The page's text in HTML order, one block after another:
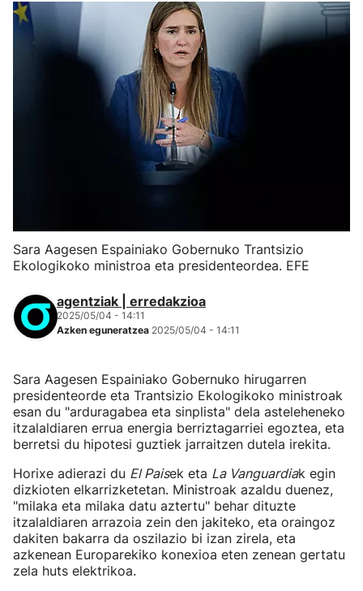
Sara Aagesen Espainiako Gobernuko Trantsizio
Ekologikoko ministroa eta presidenteordea. EFE
agentziak | erredakzioa
2025/05/04 - 14:11
Azken eguneratzea 2025/05/04 - 14:11
Sara Aagesen Espainiako Gobernuko hirugarren
presidenteorde eta Trantsizio Ekologikoko ministroak
esan du "arduragabea eta sinplista" dela asteleheneko
itzalaldiaren errua energia berriztagarriei egoztea, eta
berretsi du hipotesi guztiek jarraitzen dutela irekita.
Horixe adierazi du El Paisek eta La Vanguardiak egin
dizkioten elkarrizketetan. Ministroak azaldu duenez,
"milaka eta milaka datu aztertu" behar dituzte
itzalaldiaren arrazoia zein den jakiteko, eta oraingoz
dakiten bakarra da oszilazio bi izan zirela, eta
azkenean Europarekiko konexioa eten zenean gertatu
zela huts elektrikoa.